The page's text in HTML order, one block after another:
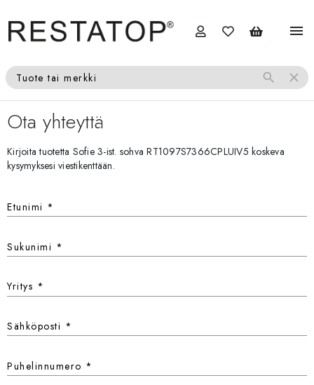
menu
Tuote tai merkki search close
Ota yhteyttä
Kirjoita tuotetta Sofie 3-ist. sohva RT1097S7366CPLUIV5 koskeva
kysymyksesi viestikenttään.
Etunimi *
Sukunimi *
Yritys *
Sähköposti *
Puhelinnumero *